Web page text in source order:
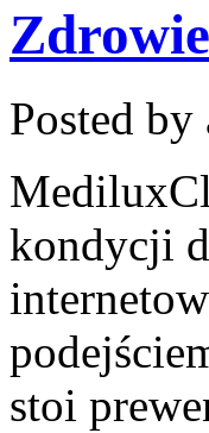
Zdrowie
Posted by
kondycji
stoi